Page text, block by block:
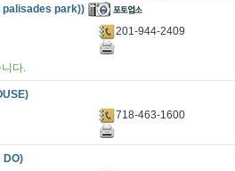
park))
201-944-2409
다.
718-463-1600
DO)